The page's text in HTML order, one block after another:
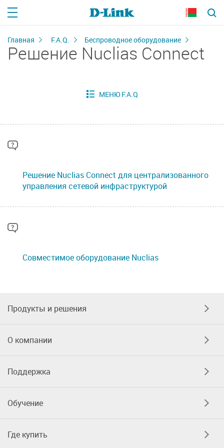
Главная F.A.Q. Беспроводное оборудование
Решение Nuclias Connect
Решение Nuclias Connect для централизованного
управления сетевой инфраструктурой
Совместимое оборудование Nuclias
Продукты и решения
О компании
Поддержка
Обучение
Где купить